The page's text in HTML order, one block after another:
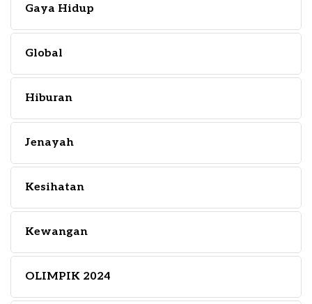
Gaya Hidup
Global
Hiburan
Jenayah
Kesihatan
Kewangan
OLIMPIK 2024